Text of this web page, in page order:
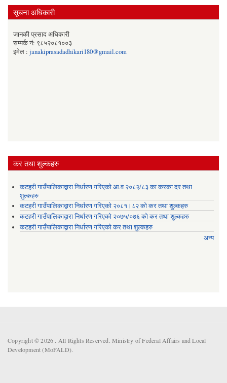
सूचना अधिकारी
जानकी प्रसाद अधिकारी
सम्पर्क नं: ९८५२०८१००३
इमेल : janakiprasadadhikari180@gmail.com
कर तथा शुल्कहरु
कटहरी गाउँपालिकाद्वारा निर्धारण गरिएको आ.व २०८२/८३ का करका दर तथा
शुल्कहरु
कटहरी गाउँपालिकाद्वारा निर्धारण गरिएको २०८१।८२ को कर तथा शुल्कहरु
कटहरी गाउँपालिकाद्वारा निर्धारण गरिएको २०७५/०७६ को कर तथा शुल्कहरु
कटहरी गाउँपालिकाद्वारा निर्धारण गरिएको कर तथा शुल्कहरु
अन्य
Copyright © 2026 . All Rights Reserved. Ministry of Federal Affairs and Local
Development (MoFALD).